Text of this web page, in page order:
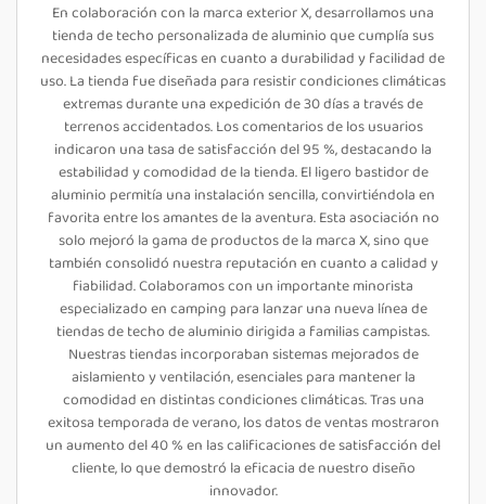
En colaboración con la marca exterior X, desarrollamos una
tienda de techo personalizada de aluminio que cumplía sus
necesidades específicas en cuanto a durabilidad y facilidad de
uso. La tienda fue diseñada para resistir condiciones climáticas
extremas durante una expedición de 30 días a través de
terrenos accidentados. Los comentarios de los usuarios
indicaron una tasa de satisfacción del 95 %, destacando la
estabilidad y comodidad de la tienda. El ligero bastidor de
aluminio permitía una instalación sencilla, convirtiéndola en
favorita entre los amantes de la aventura. Esta asociación no
solo mejoró la gama de productos de la marca X, sino que
también consolidó nuestra reputación en cuanto a calidad y
fiabilidad. Colaboramos con un importante minorista
especializado en camping para lanzar una nueva línea de
tiendas de techo de aluminio dirigida a familias campistas.
Nuestras tiendas incorporaban sistemas mejorados de
aislamiento y ventilación, esenciales para mantener la
comodidad en distintas condiciones climáticas. Tras una
exitosa temporada de verano, los datos de ventas mostraron
un aumento del 40 % en las calificaciones de satisfacción del
cliente, lo que demostró la eficacia de nuestro diseño
innovador.